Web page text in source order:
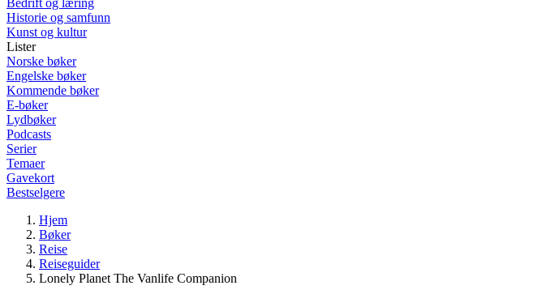
Bedrift og læring
Historie og samfunn
Kunst og kultur
Lister
Norske bøker
Engelske bøker
Kommende bøker
E-bøker
Lydbøker
Podcasts
Serier
Temaer
Gavekort
Bestselgere
Hjem
Bøker
Reise
Reiseguider
Lonely Planet The Vanlife Companion